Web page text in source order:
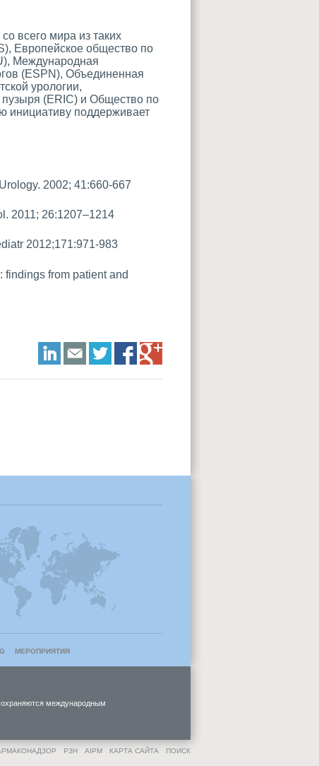
всего мира из таких
Европейское общество по
Международная
(ESPN), Объединенная
урологии,
(ERIC) и Общество по
инициативу поддерживает
2002; 41:660-667
2011; 26:1207–1214
2012;171:971-983
from patient and
LinkedInE-mailTwitter
МЕРОПРИЯТИЯ
международным
РЗН AIPM КАРТА САЙТА ПОИСК